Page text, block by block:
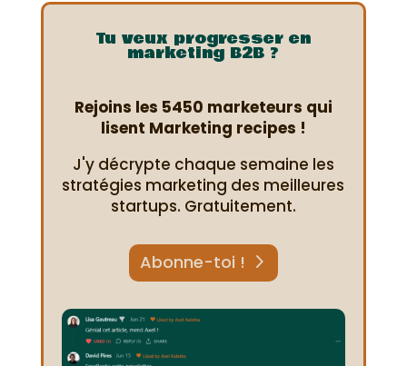
Tu veux progresser en
marketing B2B ?
Rejoins les 5450 marketeurs qui
lisent Marketing recipes !
J'y décrypte chaque semaine les
stratégies marketing des meilleures
startups. Gratuitement.
Abonne-toi !